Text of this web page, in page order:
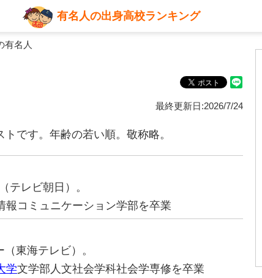
有名人の出身高校ランキング
有名人
最終更新日:2026/7/24
です。年齢の若い順。敬称略。
テレビ朝日）。
報コミュニケーション学部を卒業
東海テレビ）。
学文学部人文社会学科社会学専修を卒業